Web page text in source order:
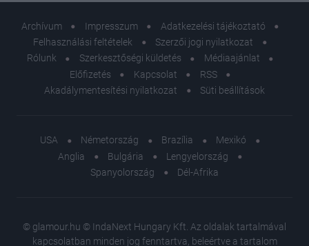
Archívum Impresszum
Adatkezelési tájékoztató
Felhasználási feltételek
Szerzői jogi nyilatkozat
Rólunk
Szerkesztőségi küldetés
Médiaajánlat
Előfizetés
Kapcsolat
RSS
Akadálymentesítési nyilatkozat
Süti beállítások
USA Németország Brazília
Mexikó
Anglia
Bulgária
Lengyelország
Spanyolország
Dél-Afrika
© glamour.hu © IndaNext Hungary Kft. Az oldalak tartalmával
kapcsolatban minden jog fenntartva, beleértve a tartalom